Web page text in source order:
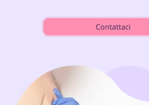
Contattaci